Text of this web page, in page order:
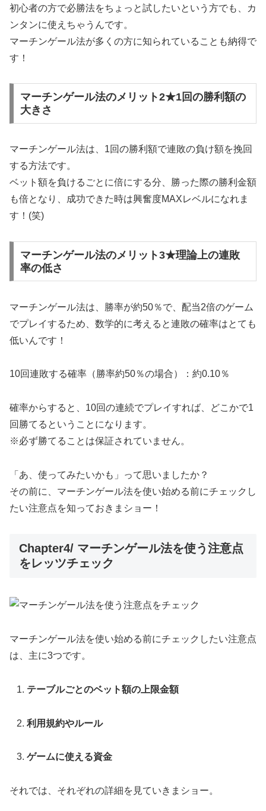
初心者の方で必勝法をちょっと試したいという方でも、カ
ンタンに使えちゃうんです。
マーチンゲール法が多くの方に知られていることも納得で
す！
マーチンゲール法のメリット2★1回の勝利額の
大きさ
マーチンゲール法は、1回の勝利額で連敗の負け額を挽回
する方法です。
ベット額を負けるごとに倍にする分、勝った際の勝利金額
も倍となり、成功できた時は興奮度MAXレベルになれま
す！(笑)
マーチンゲール法のメリット3★理論上の連敗
率の低さ
マーチンゲール法は、勝率が約50％で、配当2倍のゲーム
でプレイするため、数学的に考えると連敗の確率はとても
低いんです！
10回連敗する確率（勝率約50％の場合）：約0.10％
確率からすると、10回の連続でプレイすれば、どこかで1
回勝てるということになります。
※必ず勝てることは保証されていません。
「あ、使ってみたいかも」って思いましたか？
その前に、マーチンゲール法を使い始める前にチェックし
たい注意点を知っておきまショー！
Chapter4/ マーチンゲール法を使う注意点
をレッツチェック
マーチンゲール法を使い始める前にチェックしたい注意点
は、主に3つです。
テーブルごとのベット額の上限金額
利用規約やルール
ゲームに使える資金
それでは、それぞれの詳細を見ていきまショー。